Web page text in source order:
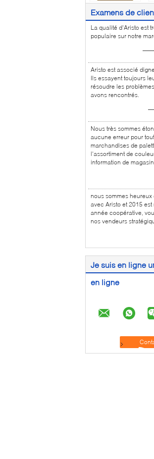
Examens de
La qualité d'Aristo est
populaire sur notre
——
Aristo est associé
Ils essayent toujours
résoudre les
avons rencontrés.
Nous très sommes
aucune erreur pour
marchandises de
l'assortiment de
information de
nous sommes heureux
avec Aristo et 2015 est
année coopérative,
nos vendeurs
Je suis en ligne
en ligne